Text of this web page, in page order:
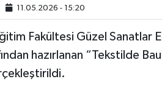
11.05.2026 - 15:20
Fakültesi Güzel Sanatlar
hazırlanan “Tekstilde